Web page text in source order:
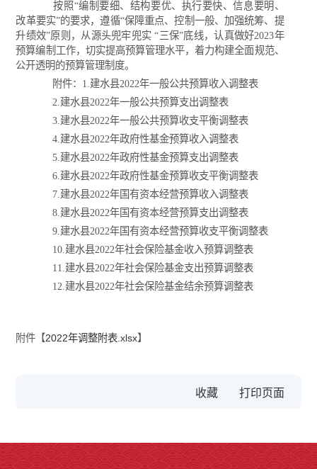
按照“编制要细、结构要优、执行要快、信息要明、
改革要实”的要求，遵循“保障重点、控制一般、加强统筹、提
升绩效”原则，从源头兜牢兜实 “三保”底线，认真做好2023年
预算编制工作，切实提高预算管理水平，着力构建全面规范、
公开透明的预算管理制度。
附件：1.建水县2022年一般公共预算收入调整表
2.建水县2022年一般公共预算支出调整表
3.建水县2022年一般公共预算收支平衡调整表
4.建水县2022年政府性基金预算收入调整表
5.建水县2022年政府性基金预算支出调整表
6.建水县2022年政府性基金预算收支平衡调整表
7.建水县2022年国有资本经营预算收入调整表
8.建水县2022年国有资本经营预算支出调整表
9.建水县2022年国有资本经营预算收支平衡调整表
10.建水县2022年社会保险基金收入预算调整表
11.建水县2022年社会保险基金支出预算调整表
12.建水县2022年社会保险基金结余预算调整表
附件【2022年调整附表.xlsx】
收藏